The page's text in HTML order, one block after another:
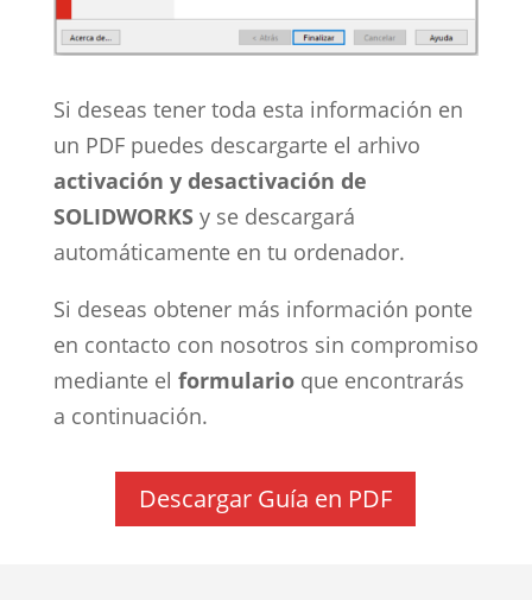
Si deseas tener toda esta información en
un PDF puedes descargarte el arhivo
activación y desactivación de
SOLIDWORKSy se descargará
automáticamente en tu ordenador.
Si deseas obtener más información ponte
en contacto con nosotros sin compromiso
mediante el formulario que encontrarás
a continuación.
Descargar Guía en PDF